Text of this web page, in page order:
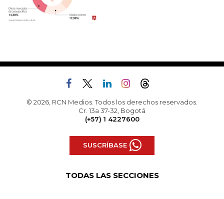
© 2026, RCN Medios. Todos los derechos reservados.
Cr. 13a 37-32, Bogotá
(+57) 1 4227600
SUSCRÍBASE
TODAS LAS SECCIONES